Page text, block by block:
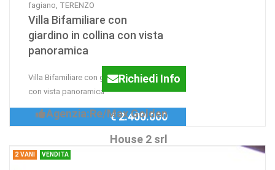
fagiano, TERENZO
Villa Bifamiliare con
giardino in collina con vista
panoramica
Villa Bifamiliare con giardino in collina
con vista panoramica
Richiedi Info
Agenzia:Re/Max Golden
House 2 srl
€ 2.400.000
2 VANI VENDITA